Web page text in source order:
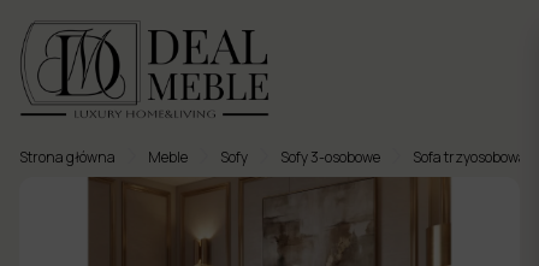
Strona główna Meble Sofy Sofy 3-osobowe Sofa trzyosobowa